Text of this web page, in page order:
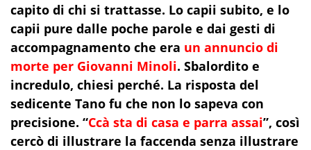
capito di chi si trattasse. Lo capii subito, e lo
capii pure dalle poche parole e dai gesti di
accompagnamento che era un annuncio di
morte per Giovanni Minoli. Sbalordito e
incredulo, chiesi perché. La risposta del
sedicente Tano fu che non lo sapeva con
precisione. “Ccà sta di casa e parra assai”, così
cercò di illustrare la faccenda senza illustrare